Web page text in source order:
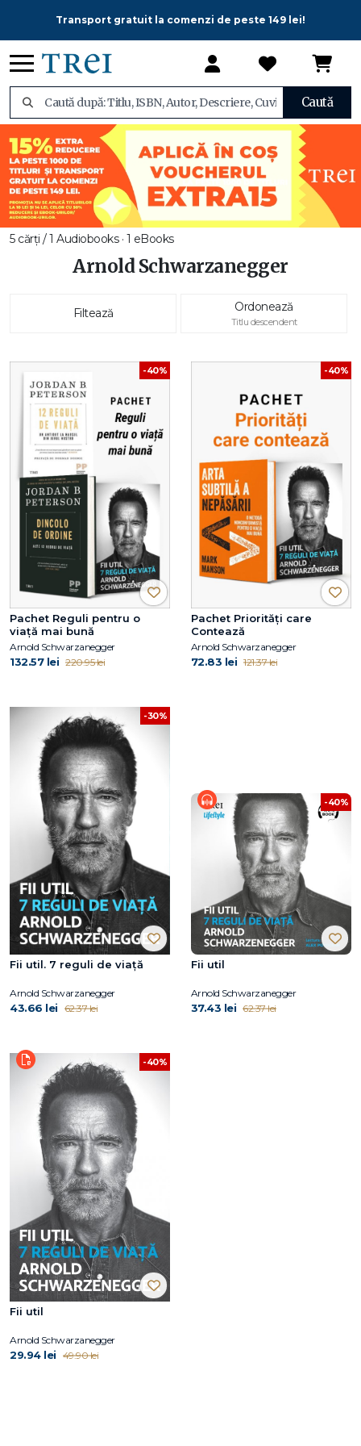
Transport gratuit la comenzi de peste 149 lei!
Caută
5 cărți / 1 Audiobooks · 1 eBooks
Arnold Schwarzanegger
Filtează Ordonează
Titlu descendent
-40%
Pachet Reguli pentru o
viață mai bună
Arnold Schwarzanegger
132.57 lei 220.95 lei
-40%
Pachet Priorități care
Contează
Arnold Schwarzanegger
72.83 lei 121.37 lei
-30%
Fii util. 7 reguli de viață
Arnold Schwarzanegger
43.66 lei 62.37 lei
-40%
Fii util
Arnold Schwarzanegger
37.43 lei 62.37 lei
-40%
Fii util
Arnold Schwarzanegger
29.94 lei 49.90 lei